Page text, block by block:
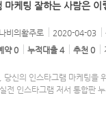
마케팅 잘하는 사람은 이
나비의활주로 2020-04-03
약 0 누적대출 4 추천 0
당신의 인스타그램 마케팅을
전 인스타그램 저서 통합판